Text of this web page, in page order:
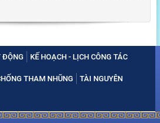
ĐỘNG KẾ HOẠCH - LỊCH CÔNG TÁC
THAM NHŨNG TÀI NGUYÊN